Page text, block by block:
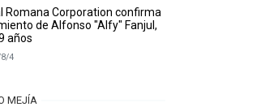
Romana Corporation confirma
de Alfonso "Alfy" Fanjul,
años
4
MEJÍA